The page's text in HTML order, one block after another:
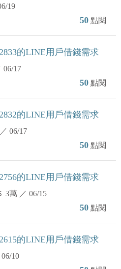
19
50 點閱
的LINE用戶借錢需求
06/17
50 點閱
的LINE用戶借錢需求
／ 06/17
50 點閱
的LINE用戶借錢需求
3萬 ／ 06/15
50 點閱
的LINE用戶借錢需求
06/10